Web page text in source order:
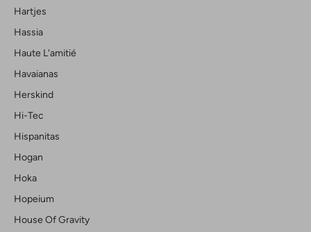
Hartjes
Hassia
Haute L'amitié
Havaianas
Herskind
Hi-Tec
Hispanitas
Hogan
Hoka
Hopeium
House Of Gravity